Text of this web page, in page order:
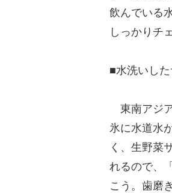
飲んでいる
しっかりチ
■水洗いし
東南アジ
氷に水道水
く、生野菜
れるので、
こう。歯磨